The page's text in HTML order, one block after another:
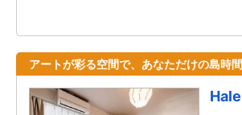
アートが彩る空間で、あなただけの島時間